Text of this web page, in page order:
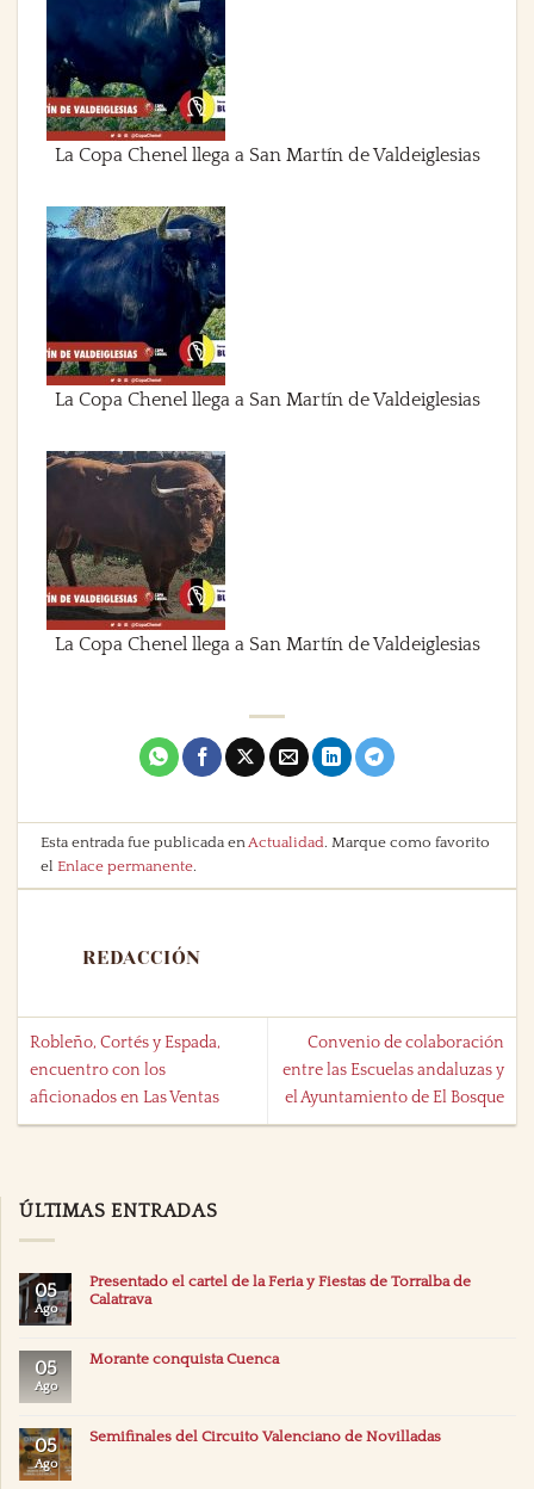
La Copa Chenel llega a San Martín de Valdeiglesias
La Copa Chenel llega a San Martín de Valdeiglesias
La Copa Chenel llega a San Martín de Valdeiglesias
Esta entrada fue publicada enActualidad. Marque como favorito
elEnlace permanente.
REDACCIÓN
Robleño, Cortés y Espada,
encuentro con los
aficionados en Las Ventas
Convenio de colaboración
entre las Escuelas andaluzas y
el Ayuntamiento de El Bosque
ÚLTIMAS ENTRADAS
05
Ago
Presentado el cartel de la Feria y Fiestas de Torralba de
Calatrava
05
Ago
Morante conquista Cuenca
05
Ago
Semifinales del Circuito Valenciano de Novilladas